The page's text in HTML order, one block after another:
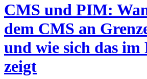
CMS und PIM:
dem CMS an
und wie sich das im
zeigt